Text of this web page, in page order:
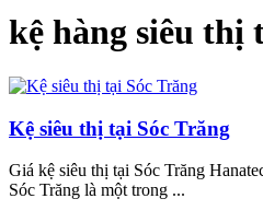
kệ hàng siêu thị
Kệ siêu thị tại Sóc Trăng
Giá kệ siêu thị tại Sóc Trăng
Sóc Trăng là một trong ...